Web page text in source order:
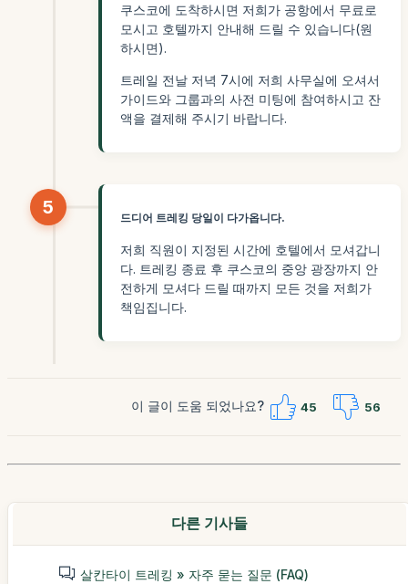
쿠스코에 도착하시면 저희가 공항에서 무료로
모시고 호텔까지 안내해 드릴 수 있습니다(원
하시면).
트레일 전날 저녁 7시에 저희 사무실에 오셔서
가이드와 그룹과의 사전 미팅에 참여하시고 잔
액을 결제해 주시기 바랍니다.
5
드디어 트레킹 당일이 다가옵니다.
저희 직원이 지정된 시간에 호텔에서 모셔갑니
다. 트레킹 종료 후 쿠스코의 중앙 광장까지 안
전하게 모셔다 드릴 때까지 모든 것을 저희가
책임집니다.
이 글이 도움 되었나요? 45 56
다른 기사들
살칸타이 트레킹 » 자주 묻는 질문 (FAQ)